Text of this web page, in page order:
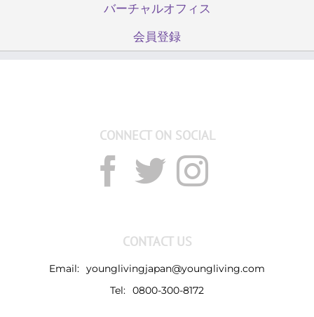
バーチャルオフィス
会員登録
CONNECT ON SOCIAL
CONTACT US
Email: younglivingjapan@youngliving.com
Tel: 0800-300-8172